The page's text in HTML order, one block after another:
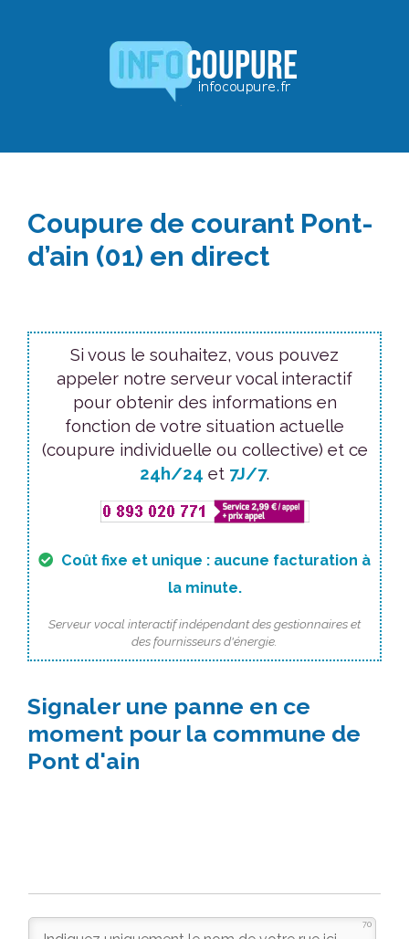
Coupure de courant Pont-
d’ain (01) en direct
Si vous le souhaitez, vous pouvez
appeler notre serveur vocal interactif
pour obtenir des informations en
fonction de votre situation actuelle
(coupure individuelle ou collective) et ce
24h/24 et 7J/7.
Coût fixe et unique : aucune facturation à
la minute.
Serveur vocal interactif indépendant des gestionnaires et
des fournisseurs d'énergie.
Signaler une panne en ce
moment pour la commune de
Pont d'ain
70